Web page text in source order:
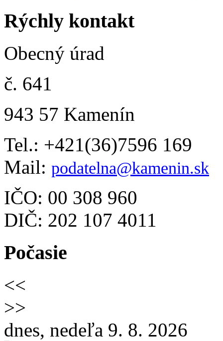
Rýchly kontakt
Obecný úrad
č. 641
943 57 Kamenín
Tel.: +421(36)7596 169
Mail: podatelna@kamenin.sk
IČO: 00 308 960
DIČ: 202 107 4011
Počasie
<<
>>
dnes, nedeľa 9. 8. 2026